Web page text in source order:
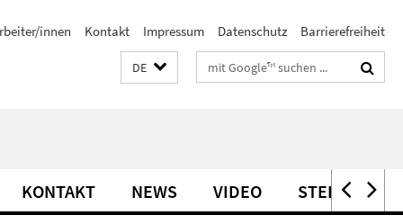
innen Kontakt Impressum Datenschutz Barrierefreiheit
DE Suchbegriffe
KONTAKT NEWS VIDEO STELLEN